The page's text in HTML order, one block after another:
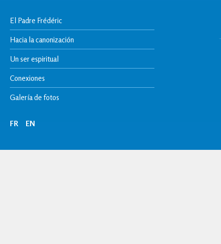
El Padre Frédéric
Hacia la canonización
Un ser espiritual
Conexiones
Galería de fotos
FR EN